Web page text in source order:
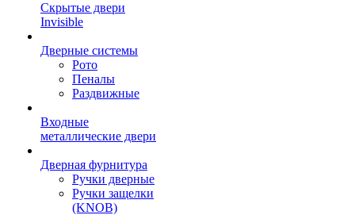
Скрытые двери
Invisible
Дверные системы
Рото
Пеналы
Раздвижные
Входные
металлические двери
Дверная фурнитура
Ручки дверные
Ручки защелки
(KNOB)